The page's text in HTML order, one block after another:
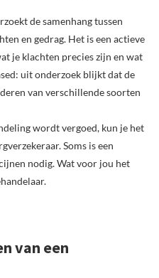
de samenhang tussen
en gedrag. Het is een actieve
je klachten precies zijn en wat
uit onderzoek blijkt dat de
van verschillende soorten
wordt vergoed, kun je het
Soms is een
nodig. Wat voor jou het
van een